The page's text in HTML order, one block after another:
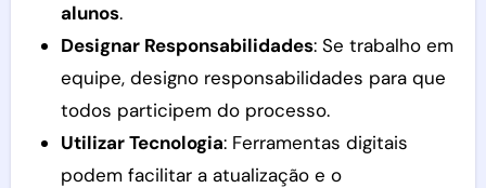
alunos.
Designar Responsabilidades: Se trabalho em
equipe, designo responsabilidades para que
todos participem do processo.
Utilizar Tecnologia: Ferramentas digitais
podem facilitar a atualização e o